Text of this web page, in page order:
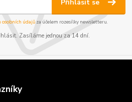
Přihlásit se
osobních údajůza účelem rozesílky newsletteru.
Zasíláme jednou za 14 dní.